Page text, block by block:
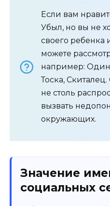
Если вам
Убыл, но вы не
своего ребенка
можете
например:
Тоска,
не столь
вызвать
окружающих.
Значение
социальных